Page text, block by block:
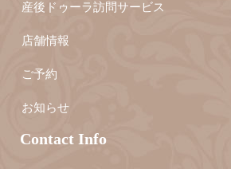
産後ドゥーラ訪問サービス
店舗情報
ご予約
お知らせ
Contact Info